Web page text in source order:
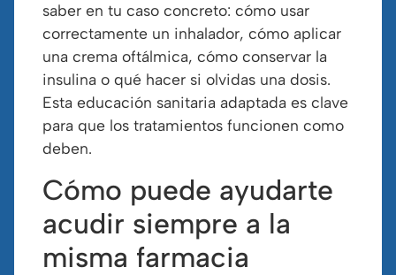
saber en tu caso concreto: cómo usar
correctamente un inhalador, cómo aplicar
una crema oftálmica, cómo conservar la
insulina o qué hacer si olvidas una dosis.
Esta educación sanitaria adaptada es clave
para que los tratamientos funcionen como
deben.
Cómo puede ayudarte
acudir siempre a la
misma farmacia